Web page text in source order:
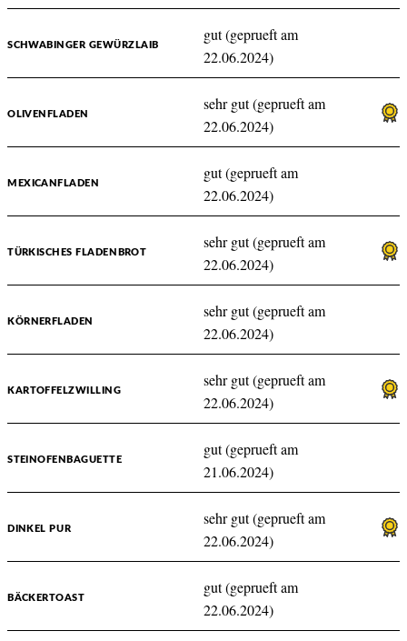
SCHWABINGER GEWÜRZLAIB
gut (geprueft am
22.06.2024)
OLIVENFLADEN
sehr gut (geprueft am
22.06.2024)
MEXICANFLADEN
gut (geprueft am
22.06.2024)
TÜRKISCHES FLADENBROT
sehr gut (geprueft am
22.06.2024)
KÖRNERFLADEN
sehr gut (geprueft am
22.06.2024)
KARTOFFELZWILLING
sehr gut (geprueft am
22.06.2024)
STEINOFENBAGUETTE
gut (geprueft am
21.06.2024)
DINKEL PUR
sehr gut (geprueft am
22.06.2024)
BÄCKERTOAST
gut (geprueft am
22.06.2024)